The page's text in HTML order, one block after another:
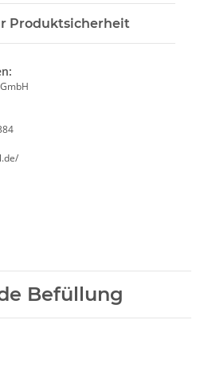
Produktsicherheit
Befüllung